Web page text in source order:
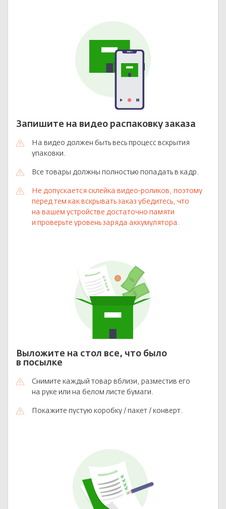
Запишите на видео распаковку заказа
На видео должен быть весь процесс вскрытия
упаковки.
Все товары должны полностью попадать в кадр.
Не допускается склейка видео-роликов, поэтому
перед тем как вскрывать заказ убедитесь, что
на вашем устройстве достаточно памяти
и проверьте уровень заряда аккумулятора.
Выложите на стол все, что было
в посылке
Снимите каждый товар вблизи, разместив его
на руке или на белом листе бумаги.
Покажите пустую коробку / пакет / конверт.